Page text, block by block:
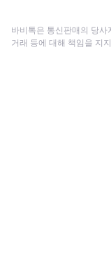
바비톡은 통신판매의 당
거래 등에 대해 책임을 지